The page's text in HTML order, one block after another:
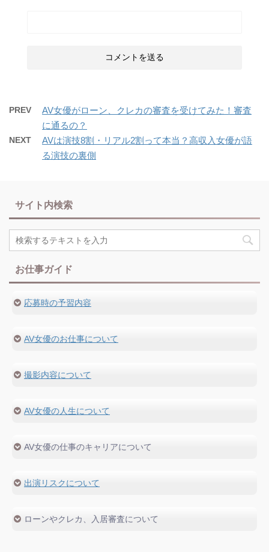
PREV
AV女優がローン、クレカの審査を受けてみた！審査
に通るの？
NEXT
AVは演技8割・リアル2割って本当？高収入女優が語
る演技の裏側
サイト内検索
お仕事ガイド
応募時の予習内容
採用条件・求められる人物像
法律・コンプライアンス
AV女優のお仕事について
ギャラの相場
撮影内容について
撮影場所
女性向けAV
AV女優の人生について
私生活
AV女優の仕事のキャリアについて
転職方法
出演リスクについて
妊娠事情
ローンやクレカ、入居審査について